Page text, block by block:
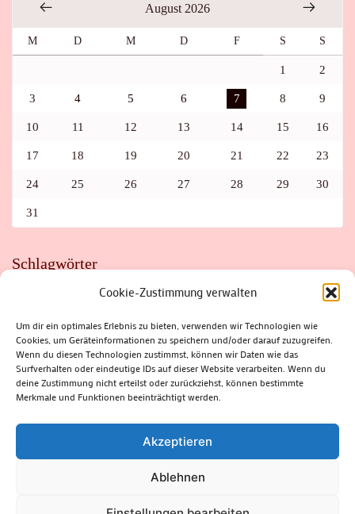
Cookie-Zustimmung verwalten
Um dir ein optimales Erlebnis zu bieten, verwenden wir Technologien wie
Cookies, um Geräteinformationen zu speichern und/oder darauf zuzugreifen.
Wenn du diesen Technologien zustimmst, können wir Daten wie das
Surfverhalten oder eindeutige IDs auf dieser Website verarbeiten. Wenn du
deine Zustimmung nicht erteilst oder zurückziehst, können bestimmte
Merkmale und Funktionen beeinträchtigt werden.
Akzeptieren
Ablehnen
August 2026
M D M D F S S
1 2
3 4 5 6 7 8 9
10 11 12 13 14 15 16
17 18 19 20 21 22 23
24 25 26 27 28 29 30
31
Schlagwörter
FAHRRAD
FLOHMARKT FOLK GEWINNSPIEL
HITZE
HITZEFALLE AUTO
IRISH DANCE JAZZ
KABARETT
KINDER
KIRMES KLASSIK
KLEINE SUHLER REIHE
KRIMI
KULTUR LESUNG LOTTO
MEININGEN
PARASITEN
PILZE SCHLEUSINGEN
SCHULWEG
SOMMERFERIEN
SPORT SRH
STADTFEST
STADTMARKETING
STRASSENSPERRUNG
SUHL
SUHLER FRÜHLING
SUHLER STADTMARKETING
THÜRINGER WALD
ZELLA-MEHLIS
(c) Rhön-Rennsteig-Verlag 2024. Alle Rechte vorbehalten.